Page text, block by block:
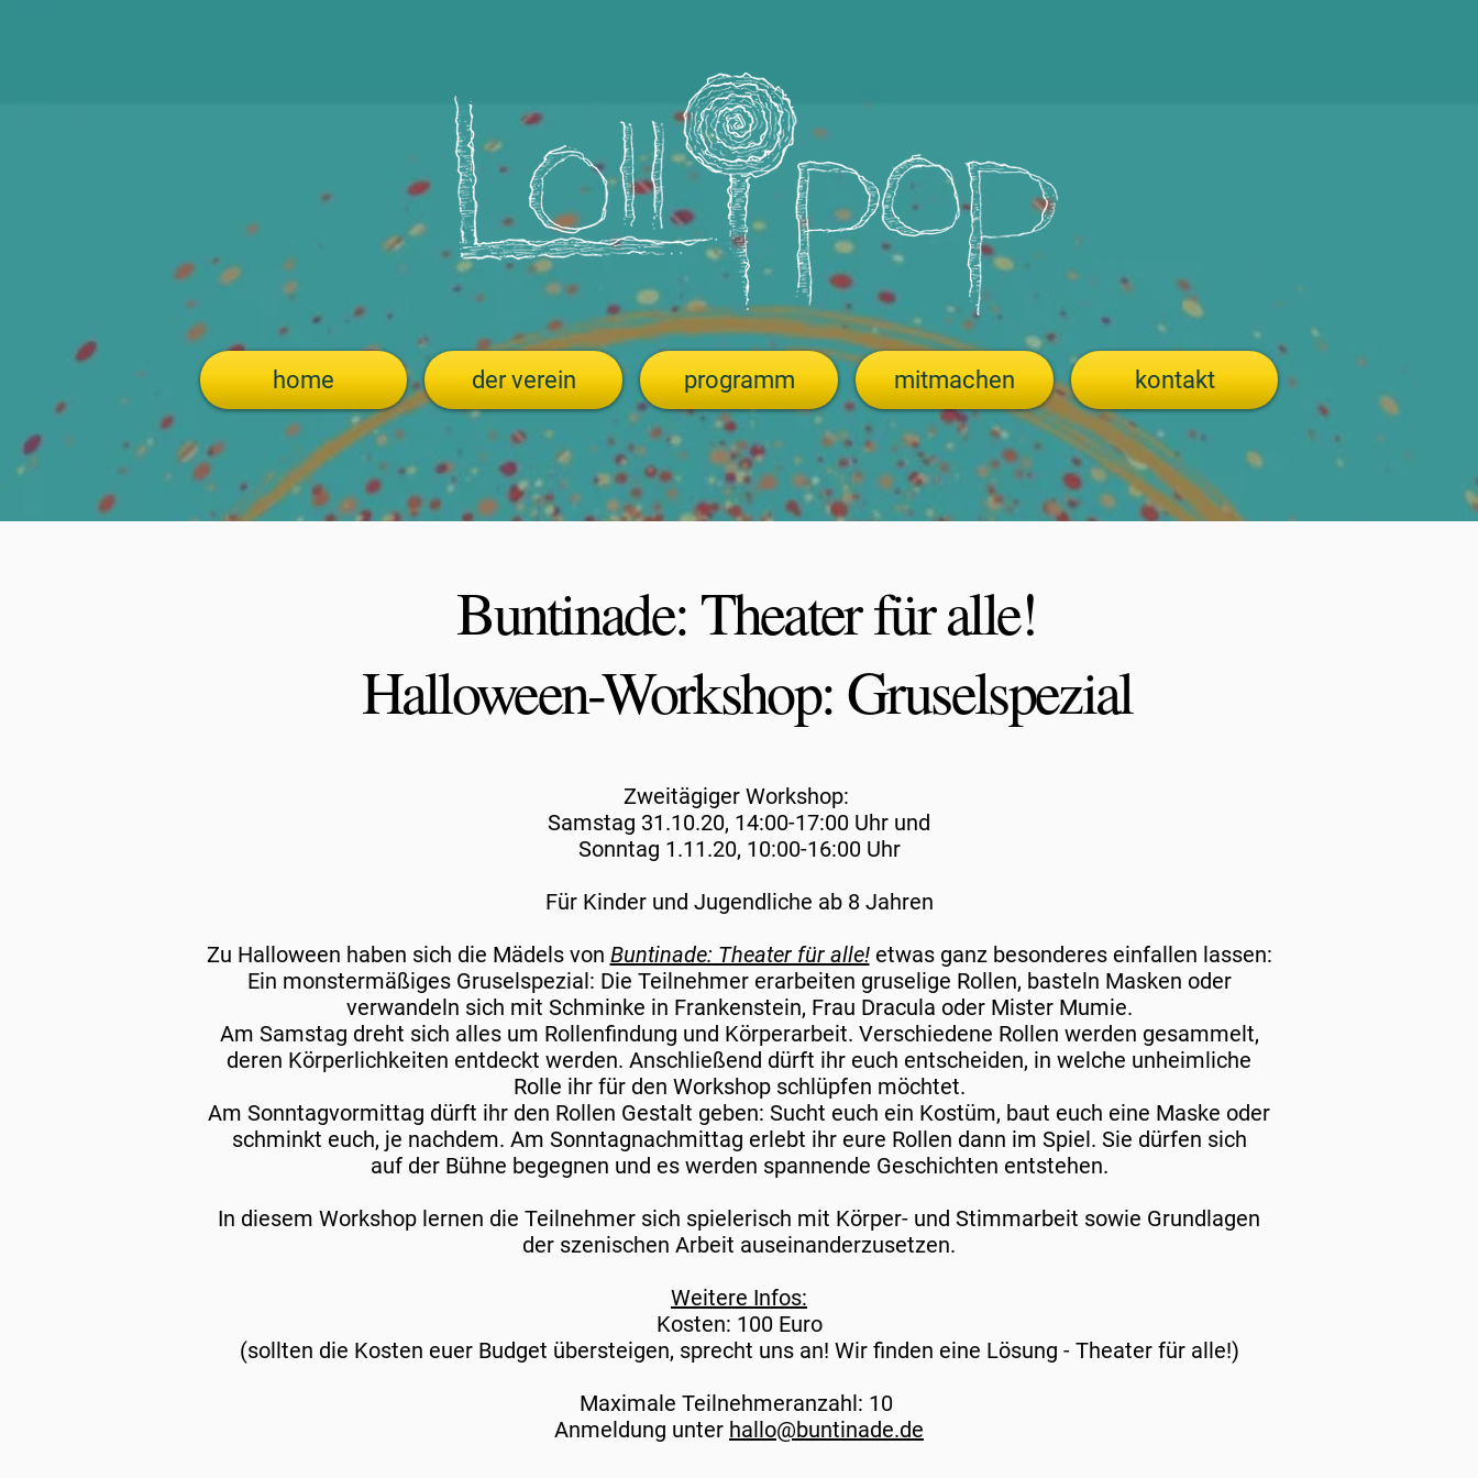
home der verein programm mitmachen kontakt
Buntinade: Theater für alle!
Halloween-Workshop: Gruselspezial
Zweitägiger Workshop:
Samstag 31.10.20, 14:00-17:00 Uhr und
Sonntag 1.11.20, 10:00-16:00 Uhr
Für Kinder und Jugendliche ab 8 Jahren
Zu Halloween haben sich die Mädels von Buntinade: Theater für alle!etwas ganz besonderes einfallen lassen:
Ein monstermäßiges Gruselspezial: Die Teilnehmer erarbeiten gruselige Rollen, basteln Masken oder
verwandeln sich mit Schminke in Frankenstein, Frau Dracula oder Mister Mumie.
Am Samstag dreht sich alles um Rollenfindung und Körperarbeit. Verschiedene Rollen werden gesammelt,
deren Körperlichkeiten entdeckt werden. Anschließend dürft ihr euch entscheiden, in welche unheimliche
Rolle ihr für den Workshop schlüpfen möchtet.
Am Sonntagvormittag dürft ihr den Rollen Gestalt geben: Sucht euch ein Kostüm, baut euch eine Maske oder
schminkt euch, je nachdem. Am Sonntagnachmittag erlebt ihr eure Rollen dann im Spiel. Sie dürfen sich
auf der Bühne begegnen und es werden spannende Geschichten entstehen.
In diesem Workshop lernen die Teilnehmer sich spielerisch mit Körper- und Stimmarbeit sowie Grundlagen
der szenischen Arbeit auseinanderzusetzen.
Weitere Infos:
Kosten: 100 Euro
(sollten die Kosten euer Budget übersteigen, sprecht uns an! Wir finden eine Lösung - Theater für alle!)
Maximale Teilnehmeranzahl: 10
Anmeldung unter hallo@buntinade.de